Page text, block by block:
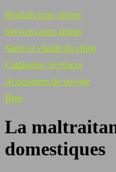
Produits pour chiens
Services pour chiens
Santé et vitalité du chien
Catalogues de Races
Accessoires de voyage
Blog
La
domestiques